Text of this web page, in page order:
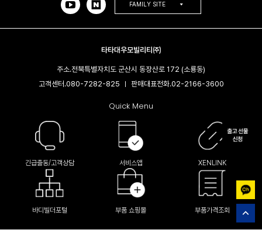
FAMILY SITE
타타대우모빌리티㈜
주소.전북특별자치도 군산시 동장산로 172 (소룡동)
고객센터.080-7282-825 판매대표전화.02-2166-3600​
Quick Menu
긴급출동/고객상담 서비스앱 XENLINK
바디빌더포털 부품 쇼핑몰 부품가격조회